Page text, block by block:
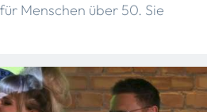
Menschen über 50. Sie